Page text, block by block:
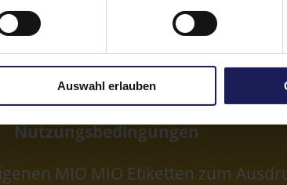
Auswahl erlauben
Nutzungsbedingungen
MIO MIO Etiketten zum